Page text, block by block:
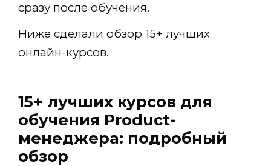
сразу после обучения.
Ниже сделали обзор 15+ лучших
онлайн-курсов.
15+ лучших курсов для
обучения Product-
менеджера: подробный
обзор